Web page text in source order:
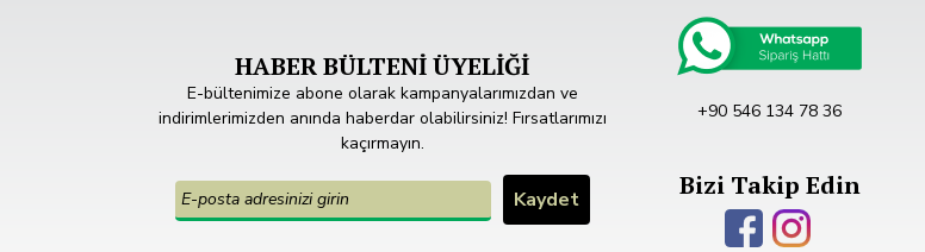
HABER BÜLTENİ ÜYELİĞİ
E-bültenimize abone olarak kampanyalarımızdan ve
indirimlerimizden anında haberdar olabilirsiniz! Fırsatlarımızı
kaçırmayın.
+90 546 134 78 36
Bizi Takip Edin